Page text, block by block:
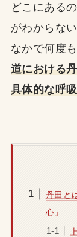
どこにある
がわからな
なかで何度
道における
具体的な呼
丹田と
心」